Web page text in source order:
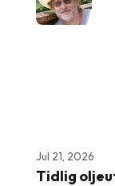
Jul 21, 2026
Tidlig